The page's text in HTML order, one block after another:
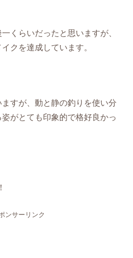
くらいだったと思いますが、
クを達成しています。
すが、動と静の釣りを使い分
がとても印象的で格好良かっ
ンサーリンク